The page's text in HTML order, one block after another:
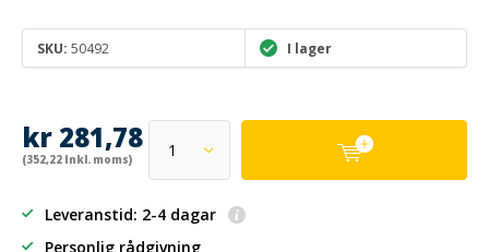
SKU: 50492 I lager
kr 281,78
(352,22 Inkl. moms)
Leveranstid: 2-4 dagar
Personlig rådgivning